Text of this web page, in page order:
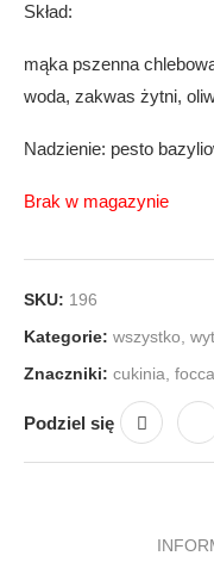
Skład:
mąka pszenna
woda, zakwas żytni,
Nadzienie: pesto
Brak w magazynie
SKU: 196
Kategorie: wszystko
Znaczniki: cukinia
Podziel się